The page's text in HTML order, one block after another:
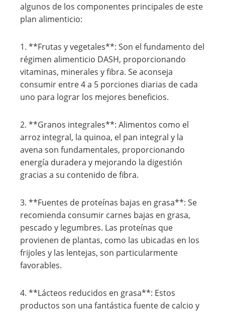
algunos de los componentes principales de este
plan alimenticio:
1. **Frutas y vegetales**: Son el fundamento del
régimen alimenticio DASH, proporcionando
vitaminas, minerales y fibra. Se aconseja
consumir entre 4 a 5 porciones diarias de cada
uno para lograr los mejores beneficios.
2. **Granos integrales**: Alimentos como el
arroz integral, la quinoa, el pan integral y la
avena son fundamentales, proporcionando
energía duradera y mejorando la digestión
gracias a su contenido de fibra.
3. **Fuentes de proteínas bajas en grasa**: Se
recomienda consumir carnes bajas en grasa,
pescado y legumbres. Las proteínas que
provienen de plantas, como las ubicadas en los
frijoles y las lentejas, son particularmente
favorables.
4. **Lácteos reducidos en grasa**: Estos
productos son una fantástica fuente de calcio y